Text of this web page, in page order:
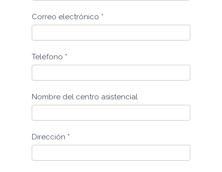
Correo electrónico *
Teléfono *
Nombre del centro asistencial
Dirección *